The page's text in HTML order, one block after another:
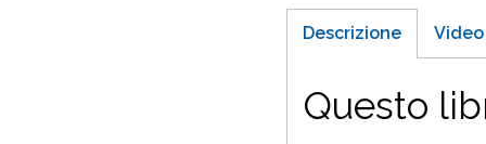
Descrizione Video
Questo